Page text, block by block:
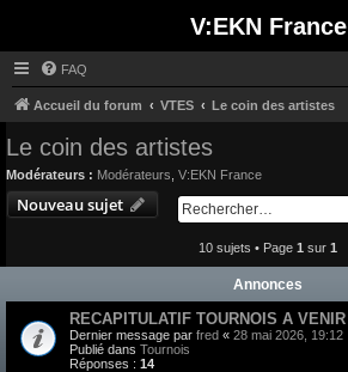
V:EKN France
FAQ
Accueil du forum VTES Le coin des artistes
Le coin des artistes
Modérateurs : Modérateurs V:EKN France
Nouveau sujet
10 sujets • Page 1 sur 1
Annonces
RECAPITULATIF TOURNOIS A VENIR
Dernier message par fred « 28 mai 2026, 19:12
Publié dans Tournois
Réponses : 14